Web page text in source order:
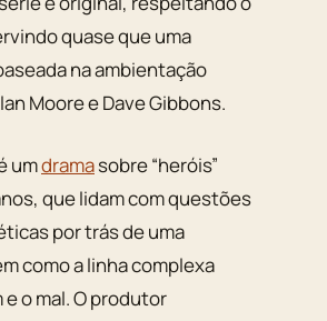
quase que uma
na ambientação
Moore e Dave Gibbons.
umdramasobre “heróis”
que lidam com questões
por trás de uma
como a linha complexa
o mal. O produtor